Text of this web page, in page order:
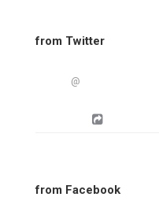
from Twitter
@
from Facebook